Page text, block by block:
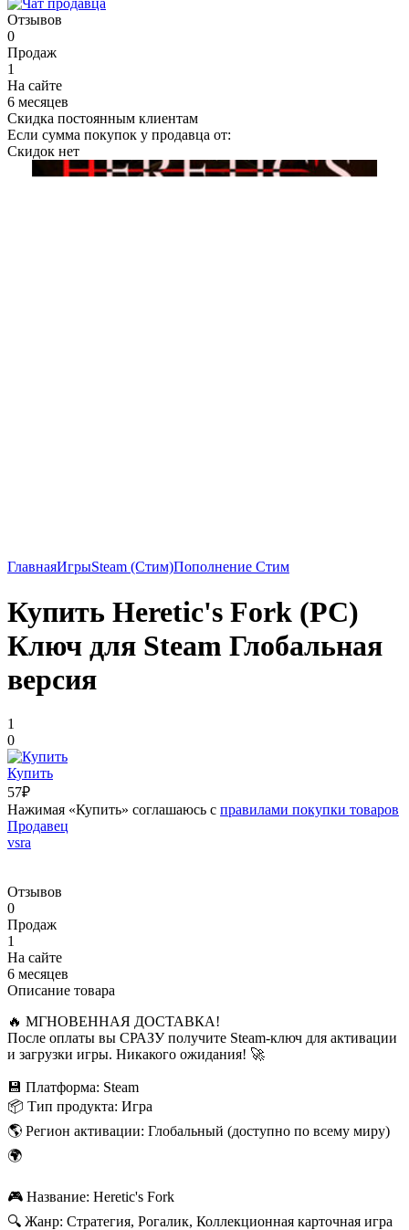
Отзывов
0
Продаж
1
На сайте
6 месяцев
Скидка постоянным клиентам
Если сумма покупок у продавца от:
Скидок нет
ГлавнаяИгрыSteam (Стим)Пополнение Стим
Купить Heretic's Fork (PC)
Ключ для Steam Глобальная
версия
1
0
Купить
57₽
Нажимая «Купить» соглашаюсь с правилами покупки товаров
Продавец
vsra
Отзывов
0
Продаж
1
На сайте
6 месяцев
Описание товара
🔥 МГНОВЕННАЯ ДОСТАВКА!
После оплаты вы СРАЗУ получите Steam-ключ для активации
и загрузки игры. Никакого ожидания! 🚀
💾 Платформа: Steam
📦 Тип продукта: Игра
🌎 Регион активации: Глобальный (доступно по всему миру)
🌍
🎮 Название: Heretic's Fork
🔍 Жанр: Стратегия, Рогалик, Коллекционная карточная игра